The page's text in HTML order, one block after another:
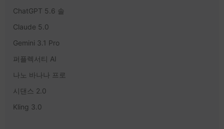
ChatGPT 5.6 솔
Claude 5.0
Gemini 3.1 Pro
퍼플렉서티 AI
나노 바나나 프로
시댄스 2.0
Kling 3.0